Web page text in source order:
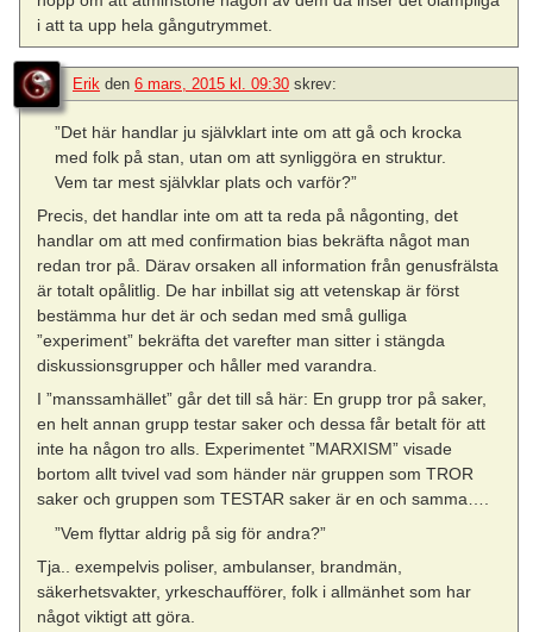
i att ta upp hela gångutrymmet.
Erik den 6 mars, 2015 kl. 09:30 skrev:
”Det här handlar ju självklart inte om att gå och krocka
med folk på stan, utan om att synliggöra en struktur.
Vem tar mest självklar plats och varför?”
Precis, det handlar inte om att ta reda på någonting, det
handlar om att med confirmation bias bekräfta något man
redan tror på. Därav orsaken all information från genusfrälsta
är totalt opålitlig. De har inbillat sig att vetenskap är först
bestämma hur det är och sedan med små gulliga
”experiment” bekräfta det varefter man sitter i stängda
diskussionsgrupper och håller med varandra.
I ”manssamhället” går det till så här: En grupp tror på saker,
en helt annan grupp testar saker och dessa får betalt för att
inte ha någon tro alls. Experimentet ”MARXISM” visade
bortom allt tvivel vad som händer när gruppen som TROR
saker och gruppen som TESTAR saker är en och samma….
”Vem flyttar aldrig på sig för andra?”
Tja.. exempelvis poliser, ambulanser, brandmän,
säkerhetsvakter, yrkeschaufförer, folk i allmänhet som har
något viktigt att göra.